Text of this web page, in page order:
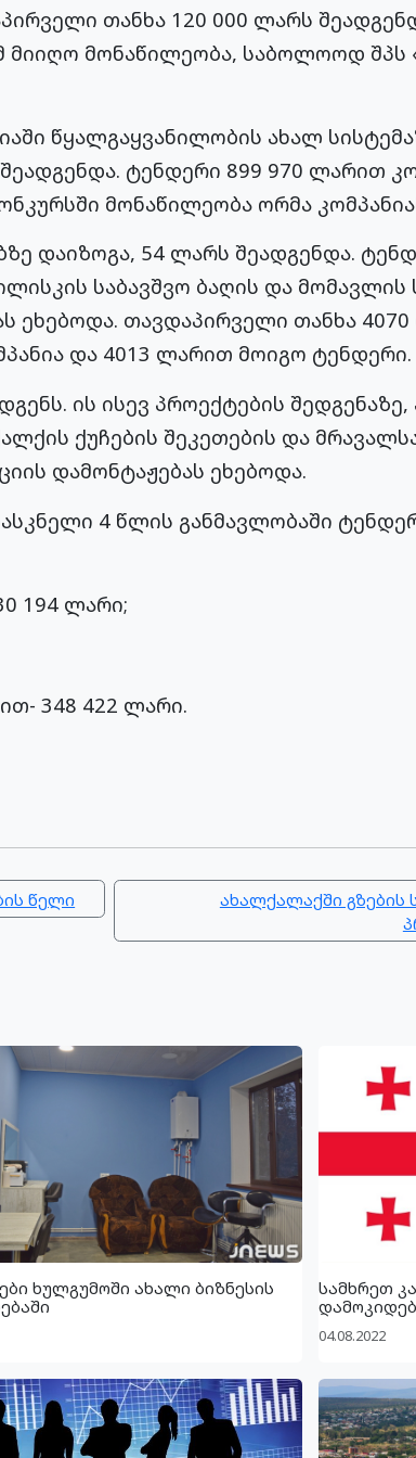
თანხა 120 000 ლარს
მიიღო მონაწილეობა, საბოლოოდ შპს
წყალგაყვანილობის ახალ
ტენდერი 899 970 ლარით
მონაწილეობა ორმა
დაიზოგა, 54 ლარს შეადგენდა.
საბავშვო ბაღის და მომავლის
ეხებოდა. თავდაპირველი თანხა
და 4013 ლარით მოიგო ტენდერი.
ის ისევ პროექტების
ქუჩების შეკეთების და
დამონტაჟებას ეხებოდა.
4 წლის განმავლობაში
194 ლარი;
348 422 ლარი.
წელი
ახალქალაქში
ხულგუმოში ახალი ბიზნესის
სამხრეთ
04.08.2022